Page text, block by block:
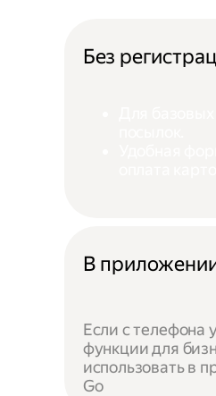
Без
В
Если с телефона
функции для
использовать в
Go